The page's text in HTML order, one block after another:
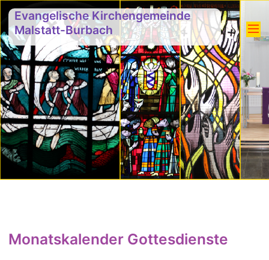
Evangelische Kirchengemeinde
Malstatt-Burbach
Monatskalender Gottesdienste